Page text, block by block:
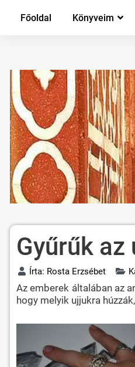
Főoldal Könyveim
Gyűrűk az
Írta: Rosta Erzsébet
Az emberek általában az
hogy melyik ujjukra